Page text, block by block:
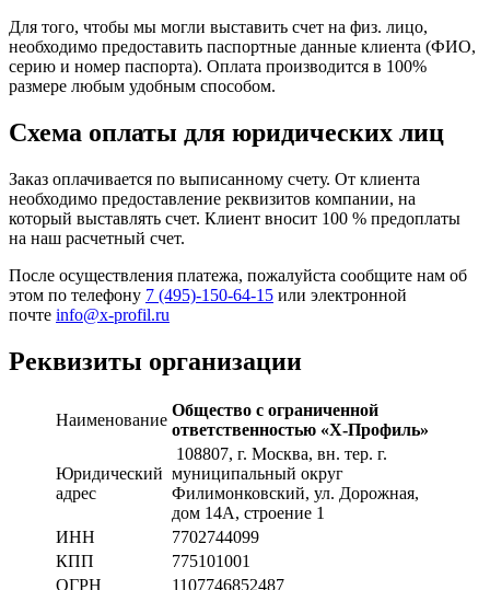
Для того, чтобы мы могли выставить счет на физ. лицо,
необходимо предоставить паспортные данные клиента (ФИО,
серию и номер паспорта). Оплата производится в 100%
размере любым удобным способом.
Схема оплаты для юридических лиц
Заказ оплачивается по выписанному счету. От клиента
необходимо предоставление реквизитов компании, на
который выставлять счет. Клиент вносит 100 % предоплаты
на наш расчетный счет.
После осуществления платежа, пожалуйста сообщите нам об
этом по телефону 7 (495)-150-64-15 или электронной
почте info@x-profil.ru
Реквизиты организации
Наименование
Общество с ограниченной
ответственностью «Х-Профиль»
Юридический
адрес
108807, г. Москва, вн. тер. г.
муниципальный округ
Филимонковский, ул. Дорожная,
дом 14А, строение 1
ИНН
7702744099
КПП
775101001
ОГРН
1107746852487